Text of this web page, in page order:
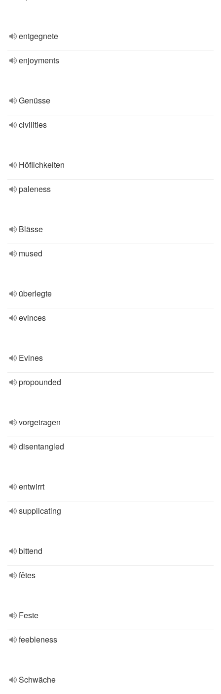
entgegnete
enjoyments
Genüsse
civilities
Höflichkeiten
paleness
Blässe
mused
überlegte
evinces
Evines
propounded
vorgetragen
disentangled
entwirrt
supplicating
bittend
fêtes
Feste
feebleness
Schwäche